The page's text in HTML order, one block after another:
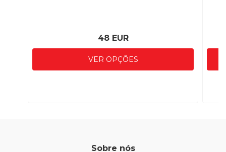
48 EUR
VER OPÇÕES
Sobre nós